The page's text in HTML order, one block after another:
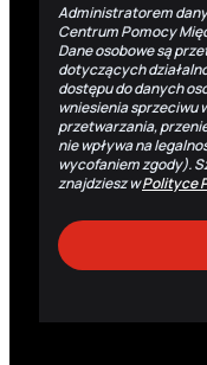
Administratorem
Centrum Pomocy
Dane osobowe są
dotyczących
dostępu do danych
wniesienia sprzeciwu
przetwarzania,
nie wpływa na
wycofaniem zgody).
znajdziesz wPolityce